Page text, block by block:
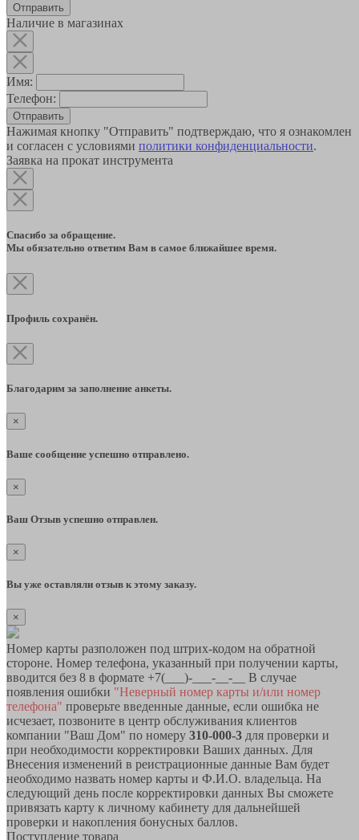
Наличие в магазинах
Имя:
Телефон:
Отправить
Нажимая кнопку "Отправить" подтверждаю, что я ознакомлен
и согласен с условиями политики конфиденциальности.
Заявка на прокат инструмента
Спасибо за обращение.
Мы обязательно ответим Вам в самое ближайшее время.
Профиль сохранён.
Благодарим за заполнение анкеты.
×
Ваше сообщение успешно отправлено.
×
Ваш Отзыв успешно отправлен.
×
Вы уже оставляли отзыв к этому заказу.
×
Номер карты разположен под штрих-кодом на обратной
стороне. Номер телефона, указанный при получении карты,
вводится без 8 в формате +7(___)-___-__-__ В случае
появления ошибки "Неверный номер карты и/или номер
телефона" проверьте введенные данные, если ошибка не
исчезает, позвоните в центр обслуживания клиентов
компании "Ваш Дом" по номеру 310-000-3 для проверки и
при необходимости корректировки Ваших данных. Для
Внесения изменений в реистрационные данные Вам будет
необходимо назвать номер карты и Ф.И.О. владельца. На
следующий день после корректировки данных Вы сможете
привязать карту к личному кабинету для дальнейшей
проверки и накопления бонусных баллов.
Поступление товара